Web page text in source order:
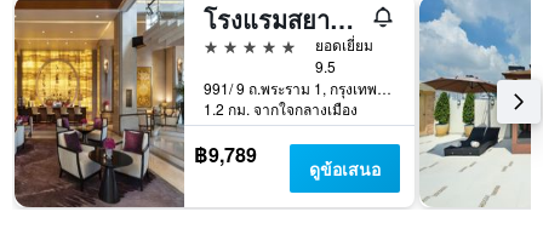
โรงแรมสยาม เคมพินสกี กรุงเทพ
5 ดาว
ยอดเยี่ยม
9.5
991/ 9 ถ.พระราม 1, กรุงเทพมหานคร, ประเทศไทย
1.2 กม. จากใจกลางเมือง
฿9,789 ดูข้อเสนอ